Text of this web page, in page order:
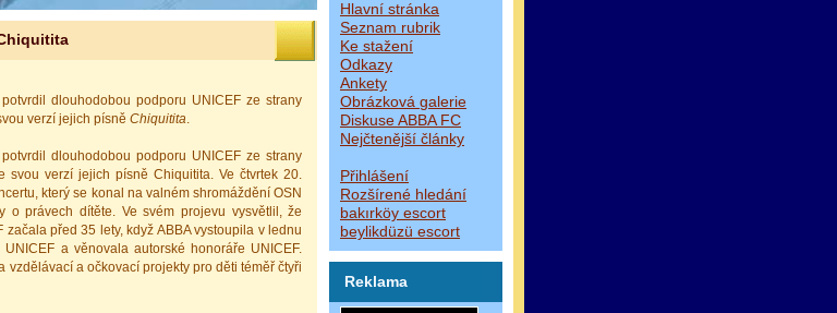
Hlavní stránka
Seznam rubrik
Ke stažení
Odkazy
Ankety
Obrázková galerie
Diskuse ABBA FC
Nejčtenější články
Přihlášení
Rozšírené hledání
bakırköy escort
beylikdüzü escort
Reklama
dlouhodobou podporu UNICEF ze strany
verzí jejich písně Chiquitita.
dlouhodobou podporu UNICEF ze strany
svou verzí jejich písně Chiquitita. Ve čtvrtek 20.
který se konal na valném shromáždění OSN
o právech dítěte. Ve svém projevu vysvětlil, že
před 35 lety, když ABBA vystoupila v lednu
a věnovala autorské honoráře UNICEF.
a očkovací projekty pro děti téměř čtyři